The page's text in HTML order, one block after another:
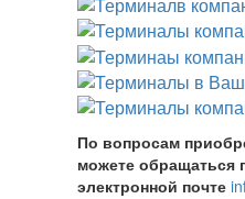
По вопросам
можете обращаться
электронной почте